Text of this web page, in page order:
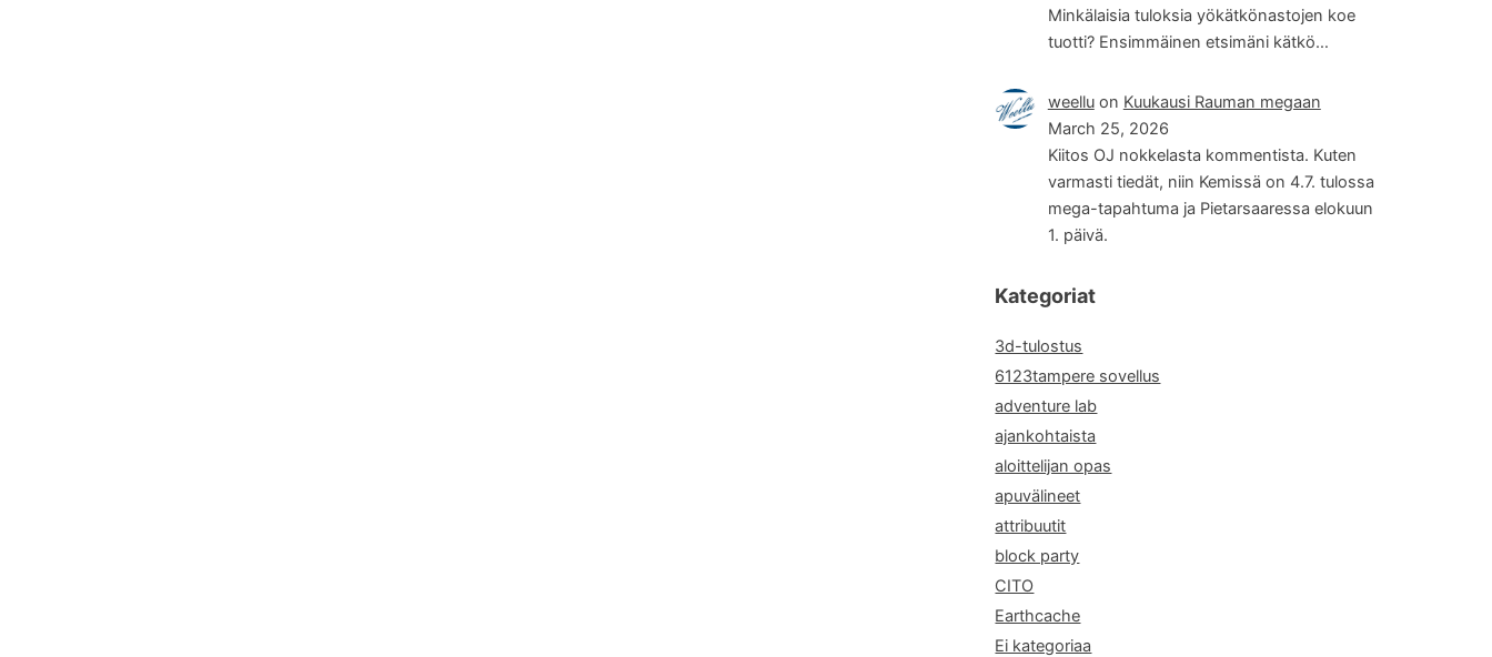
Minkälaisia tuloksia yökätkönastojen koe
tuotti? Ensimmäinen etsimäni kätkö…
weelluon Kuukausi Rauman megaan
March 25, 2026
Kiitos OJ nokkelasta kommentista. Kuten
varmasti tiedät, niin Kemissä on 4.7. tulossa
mega-tapahtuma ja Pietarsaaressa elokuun
1. päivä.
Kategoriat
3d-tulostus
6123tampere sovellus
adventure lab
ajankohtaista
aloittelijan opas
apuvälineet
attribuutit
block party
CITO
Earthcache
Ei kategoriaa